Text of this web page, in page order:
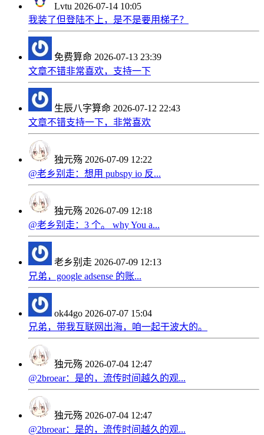
Lvtu 2026-07-14 10:05
我装了但登陆不上，是不是要用梯子？
免费算命 2026-07-13 23:39
文章不错非常喜欢，支持一下
生辰八字算命 2026-07-12 22:43
文章不错支持一下，非常喜欢
独元殇 2026-07-09 12:22
@老乡别走：想用 pubspy io 反...
独元殇 2026-07-09 12:18
@老乡别走：3 个。 why You a...
老乡别走 2026-07-09 12:13
兄弟，google adsense 的账...
ok44go 2026-07-07 15:04
兄弟，带我互联网出海，咱一起干波大的。
独元殇 2026-07-04 12:47
@2broear：是的，流传时间越久的观...
独元殇 2026-07-04 12:47
@2broear：是的，流传时间越久的观...